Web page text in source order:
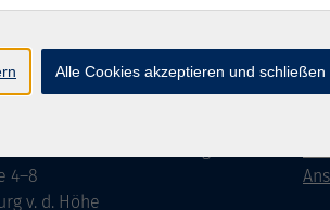
4–8
v. d. Höhe
Alle Cookies akzeptieren und schließen